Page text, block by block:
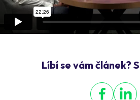
Líbí se vám článek?